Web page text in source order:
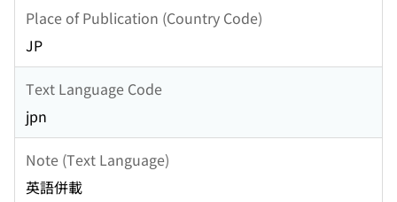
Place of Publication (Country Code)
JP
Text Language Code
jpn
Note (Text Language)
英語併載